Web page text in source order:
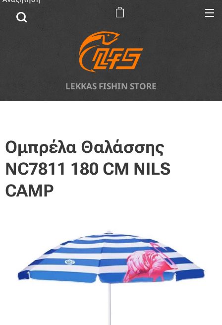
LEKKAS FISHIN STORE
Ομπρέλα Θαλάσσης
NC7811 180 CM NILS
CAMP